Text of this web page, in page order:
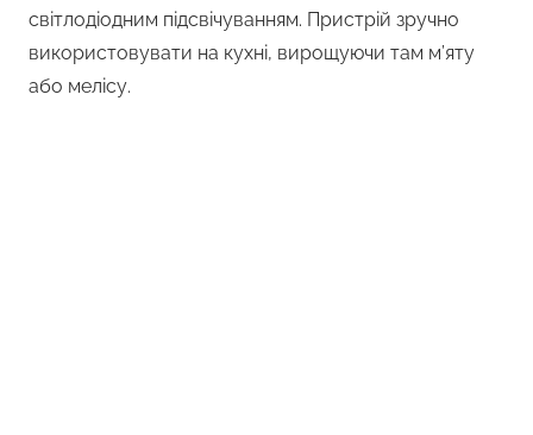
світлодіодним підсвічуванням. Пристрій зручно
використовувати на кухні, вирощуючи там м’яту
або мелісу.